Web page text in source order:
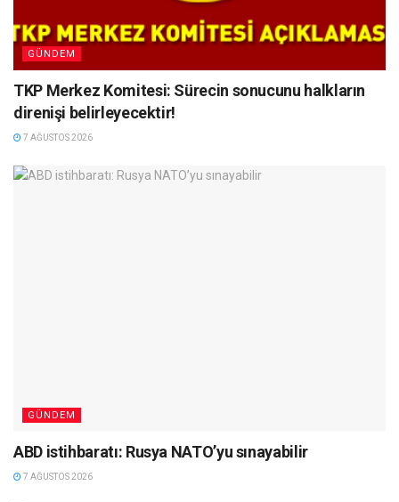
GÜNDEM
TKP Merkez Komitesi: Sürecin sonucunu halkların
direnişi belirleyecektir!
7 AĞUSTOS 2026
GÜNDEM
ABD istihbaratı: Rusya NATO’yu sınayabilir
7 AĞUSTOS 2026